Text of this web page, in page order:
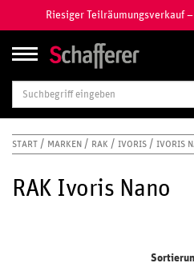
Riesiger Teilräumungsverkauf
START MARKEN RAK IVORIS IVORIS
RAK Ivoris Nano